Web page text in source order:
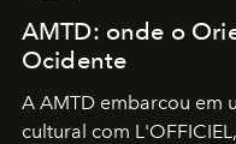
AMTD: onde o
Ocidente
A AMTD embarcou em
cultural com